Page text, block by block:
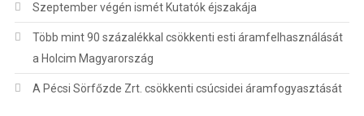
Szeptember végén ismét Kutatók éjszakája
Több mint 90 százalékkal csökkenti esti áramfelhasználását
a Holcim Magyarország
A Pécsi Sörfőzde Zrt. csökkenti csúcsidei áramfogyasztását